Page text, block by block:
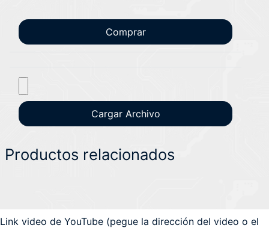
Comprar
Productos relacionados
Link video de YouTube (pegue la dirección del video o el